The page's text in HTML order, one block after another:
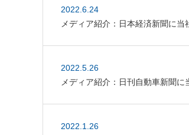
2022.6.24
メディア紹介：日本経済新聞に
2022.5.26
メディア紹介：日刊自動車新聞
2022.1.26